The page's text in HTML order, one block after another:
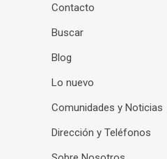
Contacto
Buscar
Blog
Lo nuevo
Comunidades y Noticias
Dirección y Teléfonos